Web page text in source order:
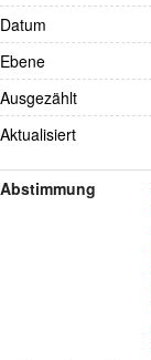
Datum
Ebene
Ausgezählt
Aktualisiert
Abstimmung